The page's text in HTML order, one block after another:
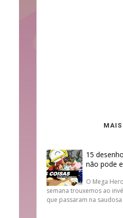
15
não pode
O Mega
semana trouxemos ao
que passaram na